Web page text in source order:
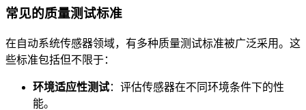
常见的质量测试标准
在自动系统传感器领域，有多种质量测试标准被广泛采用。这
些标准包括但不限于：
环境适应性测试：评估传感器在不同环境条件下的性
能。